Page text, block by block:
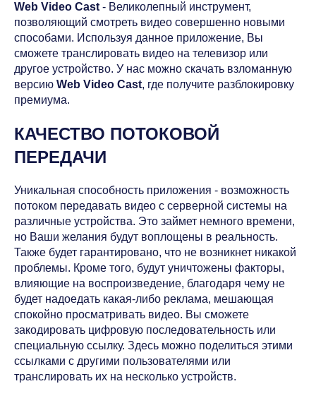
Web Video Cast - Великолепный инструмент,
позволяющий смотреть видео совершенно новыми
способами. Используя данное приложение, Вы
сможете транслировать видео на телевизор или
другое устройство. У нас можно скачать взломанную
версию Web Video Cast, где получите разблокировку
премиума.
КАЧЕСТВО ПОТОКОВОЙ
ПЕРЕДАЧИ
Уникальная способность приложения - возможность
потоком передавать видео с серверной системы на
различные устройства. Это займет немного времени,
но Ваши желания будут воплощены в реальность.
Также будет гарантировано, что не возникнет никакой
проблемы. Кроме того, будут уничтожены факторы,
влияющие на воспроизведение, благодаря чему не
будет надоедать какая-либо реклама, мешающая
спокойно просматривать видео. Вы сможете
закодировать цифровую последовательность или
специальную ссылку. Здесь можно поделиться этими
ссылками с другими пользователями или
транслировать их на несколько устройств.